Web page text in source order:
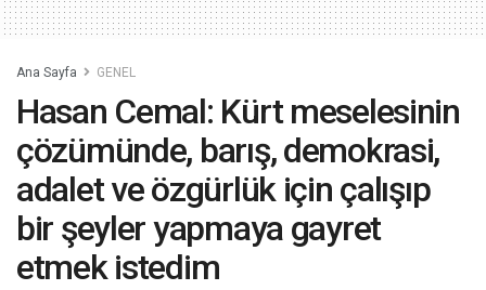
Ana Sayfa GENEL
Hasan Cemal: Kürt meselesinin
çözümünde, barış, demokrasi,
adalet ve özgürlük için çalışıp
bir şeyler yapmaya gayret
etmek istedim